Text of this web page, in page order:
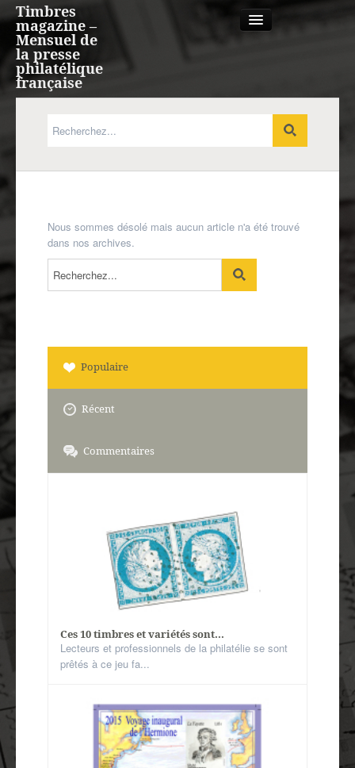
Timbres
magazine –
Mensuel de
la presse
philatélique
française
Outre-mer
Mon compte
Nous sommes désolé mais aucun article n'a été trouvé
dans nos archives.
Populaire
Récent
Commentaires
Ces 10 timbres et variétés sont...
Lecteurs et professionnels de la philatélie se sont
prêtés à ce jeu fa...